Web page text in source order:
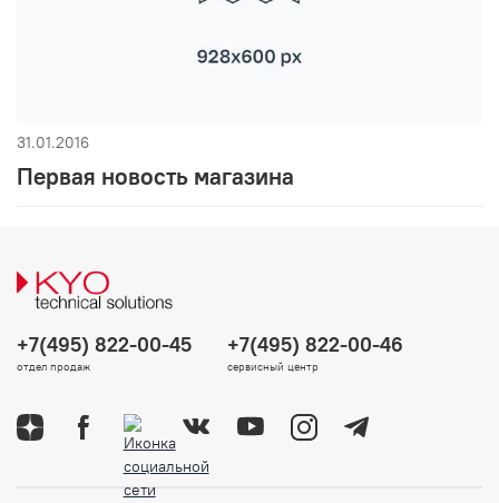
31.01.2016
Первая новость магазина
+7(495) 822-00-45
отдел продаж
+7(495) 822-00-46
сервисный центр